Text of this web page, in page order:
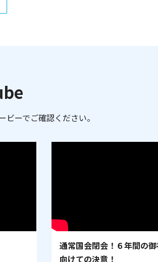
ーでご確認ください。
通常国会閉会！６年間の
向けての決意！